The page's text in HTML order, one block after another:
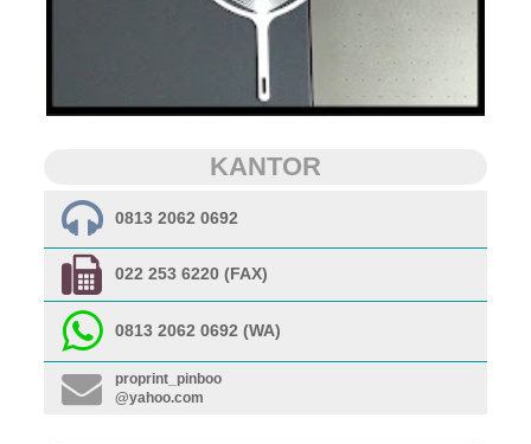
KANTOR
0813 2062 0692
022 253 6220 (FAX)
0813 2062 0692 (WA)
proprint_pinboo
@yahoo.com